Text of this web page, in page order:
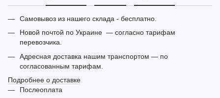
Самовывоз из нашего склада - бесплатно.
Новой почтой по Украине — согласно тарифам
перевозчика.
Адресная доставка нашим транспортом — по
согласованным тарифам.
Подробнее о доставке
Послеоплата